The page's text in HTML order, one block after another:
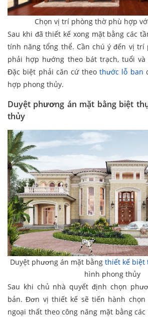
Chọn vị trí phòng thờ phù hợp
Sau khi đã thiết kế xong mặt bằng các
tính năng tổng thể. Cần chú ý đến vị
phải hợp hướng theo bát trạch, tuổi
Đặc biệt phải căn cứ theo thước lỗ ban
hợp phong thủy.
Duyệt phương án mặt bằng biệt
thủy
Duyệt phương án mặt bằng thiết kế biệt
hình phong thủy
Sau khi chủ nhà quyết định chọn
bản. Đơn vị thiết kế sẽ tiến hành
ngoại thất theo công năng mặt bằng